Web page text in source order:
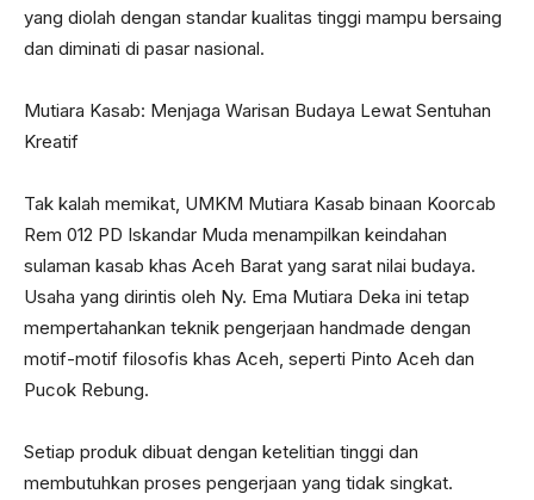
yang diolah dengan standar kualitas tinggi mampu bersaing
dan diminati di pasar nasional.
Mutiara Kasab: Menjaga Warisan Budaya Lewat Sentuhan
Kreatif
Tak kalah memikat, UMKM Mutiara Kasab binaan Koorcab
Rem 012 PD Iskandar Muda menampilkan keindahan
sulaman kasab khas Aceh Barat yang sarat nilai budaya.
Usaha yang dirintis oleh Ny. Ema Mutiara Deka ini tetap
mempertahankan teknik pengerjaan handmade dengan
motif-motif filosofis khas Aceh, seperti Pinto Aceh dan
Pucok Rebung.
Setiap produk dibuat dengan ketelitian tinggi dan
membutuhkan proses pengerjaan yang tidak singkat.